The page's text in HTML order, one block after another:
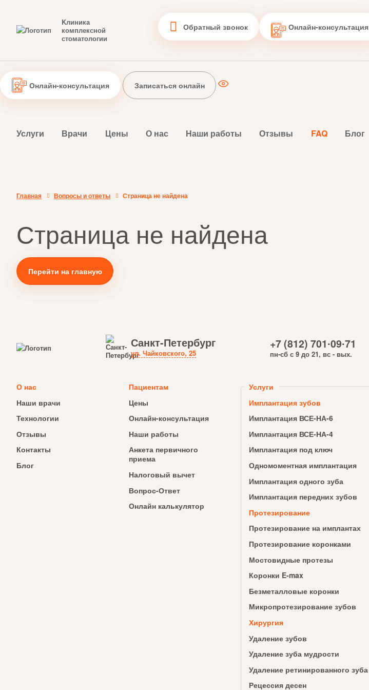
Kлиника
комплексной
стоматологии
Обратный звонок Онлайн-консультация
Онлайн-консультация Записаться онлайн
Услуги Врачи Цены О нас Наши работы Отзывы FAQ Блог
Главная Вопросы и ответы Страница не найдена
Страница не найдена
Перейти на главную
Санкт-Петербург
ул. Чайковского, 25
+7 (812) 701∙09∙71
пн-сб с 9 до 21, вс - вых.
О нас
Наши врачи
Технологии
Отзывы
Контакты
Блог
Пациентам
Цены
Онлайн-консультация
Наши работы
Анкета первичного
приема
Налоговый вычет
Вопрос-Ответ
Онлайн калькулятор
Услуги
Имплантация зубов
Имплантация ВСЕ-НА-6
Имплантация ВСЕ-НА-4
Имплантация под ключ
Одномоментная имплантация
Имплантация одного зуба
Имплантация передних зубов
Протезирование
Протезирование на имплантах
Протезирование коронками
Мостовидные протезы
Коронки E-max
Безметалловые коронки
Микропротезирование зубов
Хирургия
Удаление зубов
Удаление зуба мудрости
Удаление ретинированного зуба
Рецессия десен